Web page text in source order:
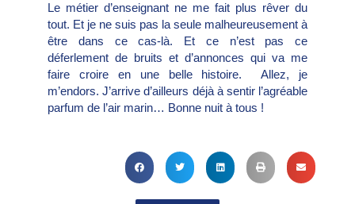
Le métier d’enseignant ne me fait plus rêver du
tout. Et je ne suis pas la seule malheureusement à
être dans ce cas-là. Et ce n’est pas ce
déferlement de bruits et d’annonces qui va me
faire croire en une belle histoire. Allez, je
m’endors. J’arrive d’ailleurs déjà à sentir l’agréable
parfum de l’air marin… Bonne nuit à tous !